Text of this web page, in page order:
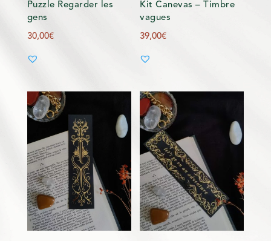
Puzzle Regarder les
gens
30,00€
Kit Canevas – Timbre
vagues
39,00€